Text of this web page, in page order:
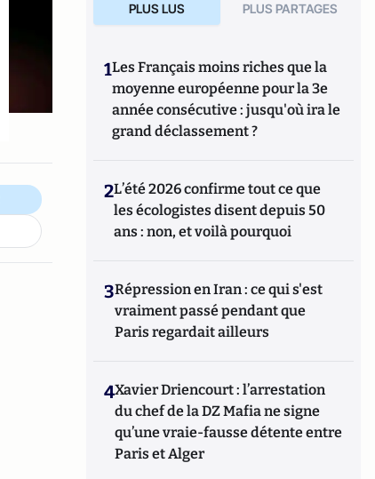
PLUS LUS PLUS PARTAGES
1Les Français moins riches que la
moyenne européenne pour la 3e
année consécutive : jusqu'où ira le
grand déclassement ?
2L’été 2026 confirme tout ce que
les écologistes disent depuis 50
ans : non, et voilà pourquoi
3Répression en Iran : ce qui s'est
vraiment passé pendant que
Paris regardait ailleurs
4Xavier Driencourt : l’arrestation
du chef de la DZ Mafia ne signe
qu’une vraie-fausse détente entre
Paris et Alger